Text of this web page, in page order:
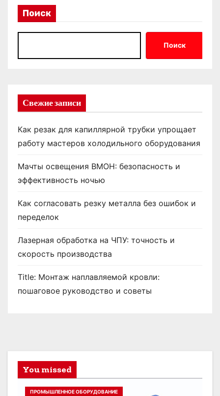
Поиск
Поиск
Свежие записи
Как резак для капиллярной трубки упрощает
работу мастеров холодильного оборудования
Мачты освещения ВМОН: безопасность и
эффективность ночью
Как согласовать резку металла без ошибок и
переделок
Лазерная обработка на ЧПУ: точность и
скорость производства
Title: Монтаж наплавляемой кровли:
пошаговое руководство и советы
You missed
ПРОМЫШЛЕННОЕ ОБОРУДОВАНИЕ